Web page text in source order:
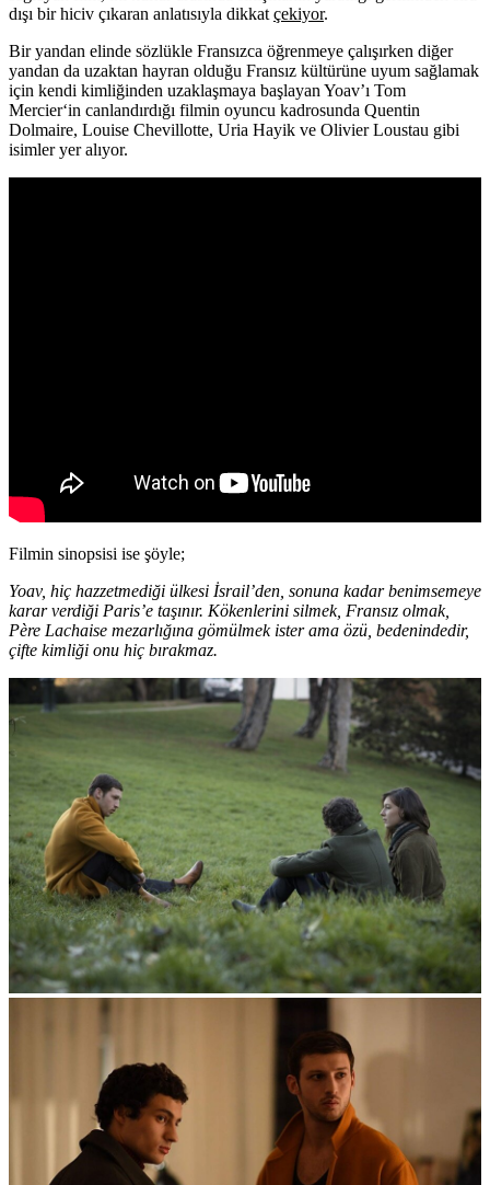
dışı bir hiciv çıkaran anlatısıyla dikkat çekiyor.
Bir yandan elinde sözlükle Fransızca öğrenmeye çalışırken diğer
yandan da uzaktan hayran olduğu Fransız kültürüne uyum sağlamak
için kendi kimliğinden uzaklaşmaya başlayan Yoav’ı Tom
Mercier‘in canlandırdığı filmin oyuncu kadrosunda Quentin
Dolmaire, Louise Chevillotte, Uria Hayik ve Olivier Loustau gibi
isimler yer alıyor.
Filmin sinopsisi ise şöyle;
Yoav, hiç hazzetmediği ülkesi İsrail’den, sonuna kadar benimsemeye
karar verdiği Paris’e taşınır. Kökenlerini silmek, Fransız olmak,
Père Lachaise mezarlığına gömülmek ister ama özü, bedenindedir,
çifte kimliği onu hiç bırakmaz.